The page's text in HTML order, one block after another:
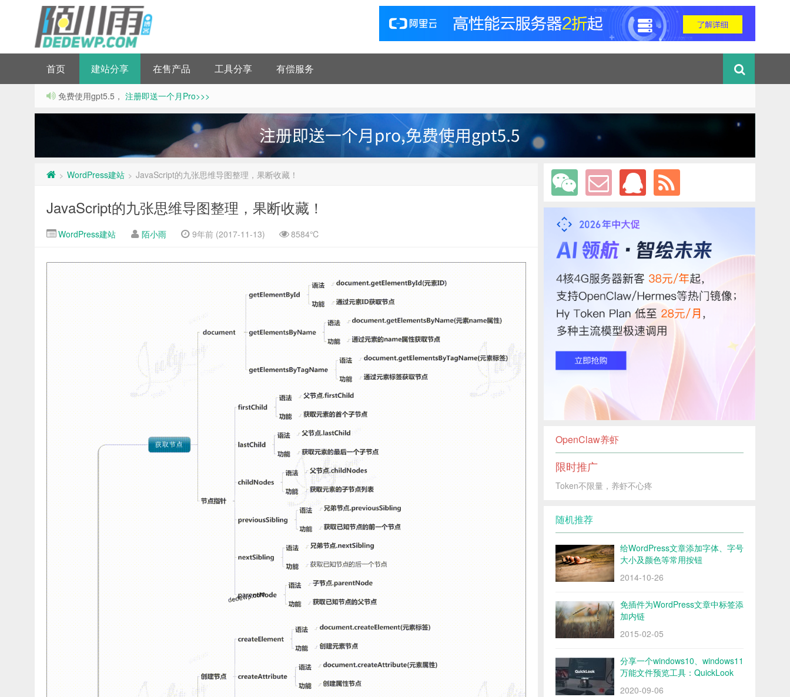
首页 建站分享 在售产品 工具分享 有偿服务
免费使用gpt5.5， 注册即送一个月Pro>>>
> WordPress建站 > JavaScript的九张思维导图整理，果断收藏！
JavaScript的九张思维导图整理，果断收藏！
WordPress建站 陌小雨 9年前 (2017-11-13) 8584℃
OpenClaw养虾
限时推广
Token不限量，养虾不心疼
随机推荐
给WordPress文章添加字体、字号
大小及颜色等常用按钮
2014-10-26
免插件为WordPress文章中标签添
加内链
2015-02-05
分享一个windows10、windows11
万能文件预览工具：QuickLook
2020-09-06